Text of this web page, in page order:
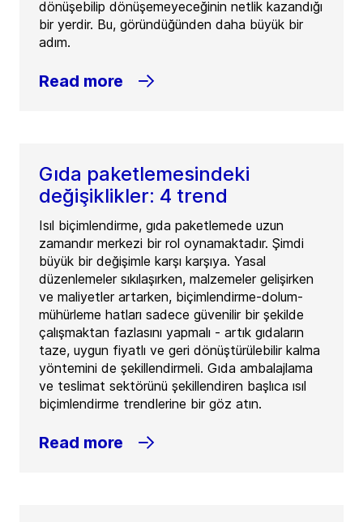
dönüşebilip dönüşemeyeceğinin netlik kazandığı
bir yerdir. Bu, göründüğünden daha büyük bir
adım.
Read more
Gıda paketlemesindeki
değişiklikler: 4 trend
Isıl biçimlendirme, gıda paketlemede uzun
zamandır merkezi bir rol oynamaktadır. Şimdi
büyük bir değişimle karşı karşıya. Yasal
düzenlemeler sıkılaşırken, malzemeler gelişirken
ve maliyetler artarken, biçimlendirme-dolum-
mühürleme hatları sadece güvenilir bir şekilde
çalışmaktan fazlasını yapmalı - artık gıdaların
taze, uygun fiyatlı ve geri dönüştürülebilir kalma
yöntemini de şekillendirmeli. Gıda ambalajlama
ve teslimat sektörünü şekillendiren başlıca ısıl
biçimlendirme trendlerine bir göz atın.
Read more